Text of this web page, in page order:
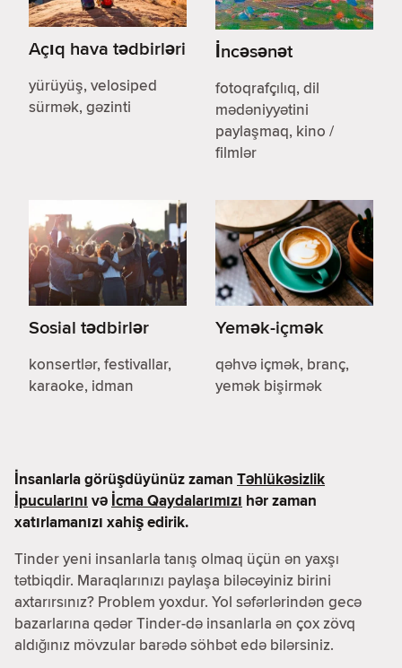
Açıq hava tədbirləri
yürüyüş, velosiped
sürmək, gəzinti
İncəsənət
fotoqrafçılıq, dil
mədəniyyətini
paylaşmaq, kino /
filmlər
Sosial tədbirlər
konsertlər, festivallar,
karaoke, idman
Yemək-içmək
qəhvə içmək, branç,
yemək bişirmək
İnsanlarla görüşdüyünüz zaman Təhlükəsizlik
İpucularını və İcma Qaydalarımızı hər zaman
xatırlamanızı xahiş edirik.
Tinder yeni insanlarla tanış olmaq üçün ən yaxşı
tətbiqdir. Maraqlarınızı paylaşa biləcəyiniz birini
axtarırsınız? Problem yoxdur. Yol səfərlərindən gecə
bazarlarına qədər Tinder-də insanlarla ən çox zövq
aldığınız mövzular barədə söhbət edə bilərsiniz.